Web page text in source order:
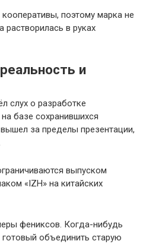
поэтому марка не
растворилась в руках
и
слух о разработке
базе сохранившихся
за пределы презентации,
выпуском
«IZH» на китайских
фениксов. Когда-нибудь
объединить старую